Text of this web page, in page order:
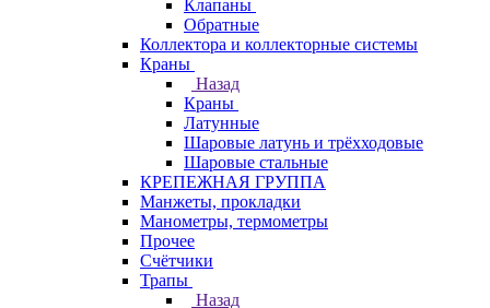
Клапаны
Обратные
Коллектора и коллекторные системы
Краны
Назад
Краны
Латунные
Шаровые латунь и трёхходовые
Шаровые стальные
КРЕПЕЖНАЯ ГРУППА
Манжеты, прокладки
Манометры, термометры
Прочее
Счётчики
Трапы
Назад